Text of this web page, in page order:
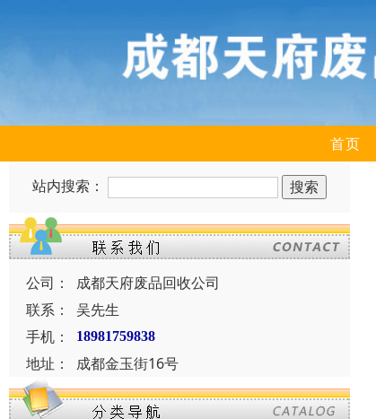
首页
站内搜索：
公司：
成都天府废品回收公司
联系：
吴先生
手机：
18981759838
地址： 成都金玉街16号